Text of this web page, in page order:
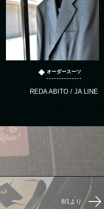
オーダースーツ
REDA ABITO / JA LINE
8/1より